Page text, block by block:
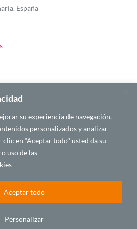
su experiencia de navegación,
personalizados y analizar
en “Aceptar todo” usted da su
uso de las
Personalizar
Aceptar todo
España